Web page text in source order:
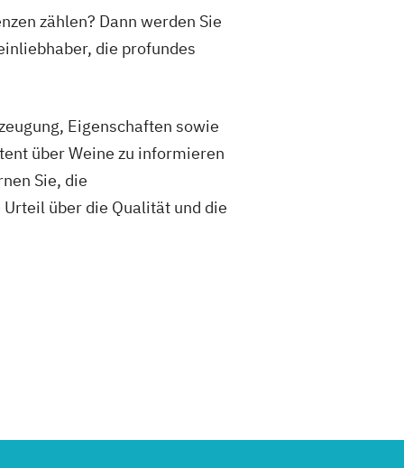
zählen? Dann werden Sie
die profundes
Eigenschaften sowie
über Weine zu informieren
Sie, die
über die Qualität und die